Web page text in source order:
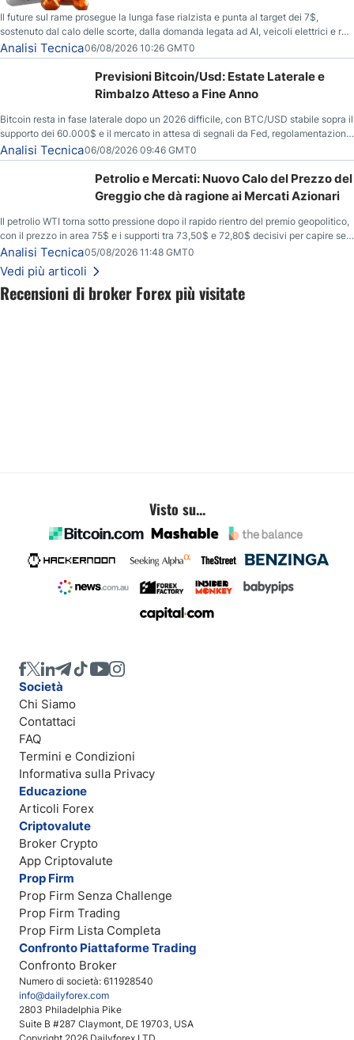
Recensioni di broker Forex più visitate
Il future sul rame prosegue la lunga fase rialzista e punta al target dei 7$,
sostenuto dal calo delle scorte, dalla domanda legata ad AI, veicoli elettrici e reti
energetiche, e dai timori di deficit produttivo dal 2028.
Analisi Tecnica06/08/2026 10:26 GMT0
Previsioni Bitcoin/Usd: Estate Laterale e
Rimbalzo Atteso a Fine Anno
Bitcoin resta in fase laterale dopo un 2026 difficile, con BTC/USD stabile sopra il
supporto dei 60.000$ e il mercato in attesa di segnali da Fed, regolamentazione
USA ed elezioni di medio termine.
Analisi Tecnica06/08/2026 09:46 GMT0
Petrolio e Mercati: Nuovo Calo del Prezzo del
Greggio che dà ragione ai Mercati Azionari
Il petrolio WTI torna sotto pressione dopo il rapido rientro del premio geopolitico,
con il prezzo in area 75$ e i supporti tra 73,50$ e 72,80$ decisivi per capire se il
ribasso potrà estendersi verso quota 70$.
Analisi Tecnica05/08/2026 11:48 GMT0
Vedi più articoli
Visto su...
Numero di società: 611928540
info@dailyforex.com
2803 Philadelphia Pike
Suite B #287 Claymont, DE 19703, USA
Società
Chi Siamo
Contattaci
FAQ
Termini e Condizioni
Informativa sulla Privacy
Educazione
Articoli Forex
Criptovalute
Broker Crypto
App Criptovalute
Prop Firm
Prop Firm Senza Challenge
Prop Firm Trading
Prop Firm Lista Completa
Confronto Piattaforme Trading
Confronto Broker